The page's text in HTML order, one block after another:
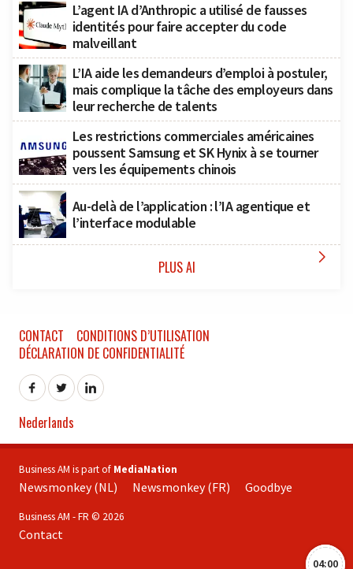
L’agent IA d’Anthropic a utilisé de fausses
identités pour faire accepter du code
malveillant
L’IA aide les demandeurs d’emploi à postuler,
mais complique la tâche des employeurs dans
leur recherche de talents
Les restrictions commerciales américaines
poussent Samsung et SK Hynix à se tourner
vers les équipements chinois
Au-delà de l’application : l’IA agentique et
l’interface modulable
PLUS AI 
04:00
CONTACT
CONDITIONS D’UTILISATION
DÉCLARATION DE CONFIDENTIALITÉ
Nederlands
Business AM is part of MediaNation
Newsmonkey (NL) Newsmonkey (FR) Goodbye
Business AM - FR © 2026
Contact